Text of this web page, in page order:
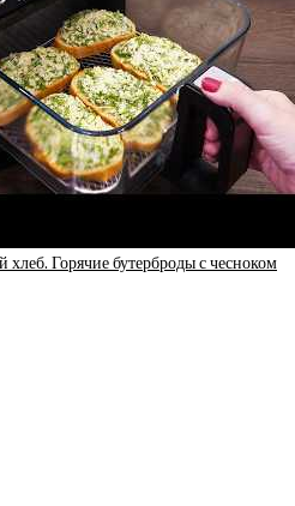
Горячие бутерброды с чесноком